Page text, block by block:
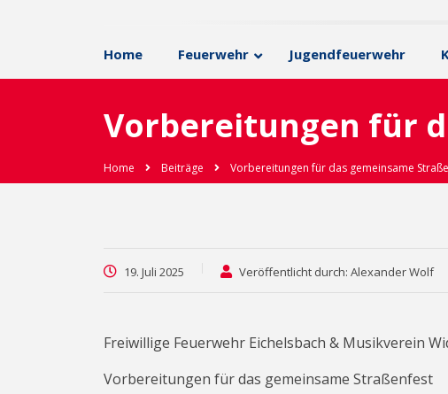
Home Feuerwehr Jugendfeuerwehr
Vorbereitungen für
Home Beiträge Vorbereitungen für das gemeinsame
19. Juli 2025 Veröffentlicht durch: Alexander Wolf
Freiwillige Feuerwehr Eichelsbach & Musikverein
Vorbereitungen für das gemeinsame Straßenfest